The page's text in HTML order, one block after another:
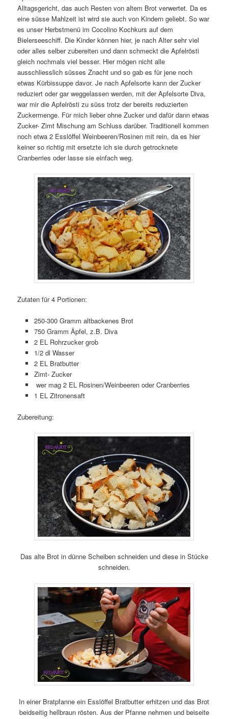
Alltagsgericht, das auch Resten von altem Brot verwertet. Da es
eine süsse Mahlzeit ist wird sie auch von Kindern geliebt. So war
es unser Herbstmenü im Cocolino Kochkurs auf dem
Bielerseeschiff. Die Kinder können hier, je nach Alter sehr viel
oder alles selber zubereiten und dann schmeckt die Apfelrösti
gleich nochmals viel besser. Hier mögen nicht alle
ausschliesslich süsses Znacht und so gab es für jene noch
etwas Kürbissuppe davor. Je nach Apfelsorte kann der Zucker
reduziert oder gar weggelassen werden, mit der Apfelsorte Diva,
war mir die Apfelrösti zu süss trotz der bereits reduzierten
Zuckermenge. Für mich lieber ohne Zucker und dafür dann etwas
Zucker- Zimt Mischung am Schluss darüber. Traditionell kommen
noch etwa 2 Esslöffel Weinbeeren/Rosinen mit rein, da es hier
keiner so richtig mit ersetzte ich sie durch getrocknete
Cranberries oder lasse sie einfach weg.
Zutaten für 4 Portionen:
250-300 Gramm altbackenes Brot
750 Gramm Äpfel, z.B. Diva
2 EL Rohrzucker grob
1/2 dl Wasser
2 EL Bratbutter
Zimt- Zucker
wer mag 2 EL Rosinen/Weinbeeren oder Cranberries
1 EL Zitronensaft
Zubereitung:
Das alte Brot in dünne Scheiben schneiden und diese in Stücke
schneiden.
In einer Bratpfanne ein Esslöffel Bratbutter erhitzen und das Brot
beidseitig hellbraun rösten. Aus der Pfanne nehmen und beiseite